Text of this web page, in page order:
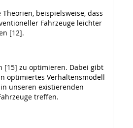
beispielsweise, dass
Fahrzeuge leichter
[12].
[15] zu optimieren. Dabei gibt
optimiertes Verhaltensmodell
unseren existierenden
treffen.